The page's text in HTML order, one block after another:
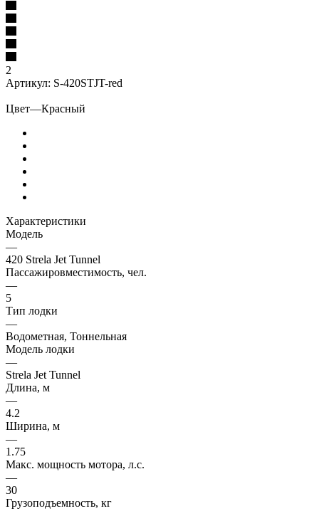
2
Артикул: S-420STJT-red
Цвет—Красный
Характеристики
Модель
—
420 Strela Jet Tunnel
Пассажировместимость, чел.
—
5
Тип лодки
—
Водометная, Тоннельная
Модель лодки
—
Strela Jet Tunnel
Длина, м
—
4.2
Ширина, м
—
1.75
Макс. мощность мотора, л.с.
—
30
Грузоподъемность, кг